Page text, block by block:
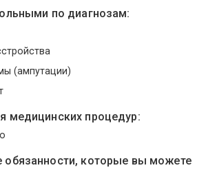
по диагнозам:
(ампутации)
медицинских процедур:
обязанности, которые вы можете